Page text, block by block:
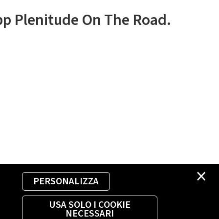
×
PERSONALIZZA
USA SOLO I COOKIE
NECESSARI
Plenitude On The Road.